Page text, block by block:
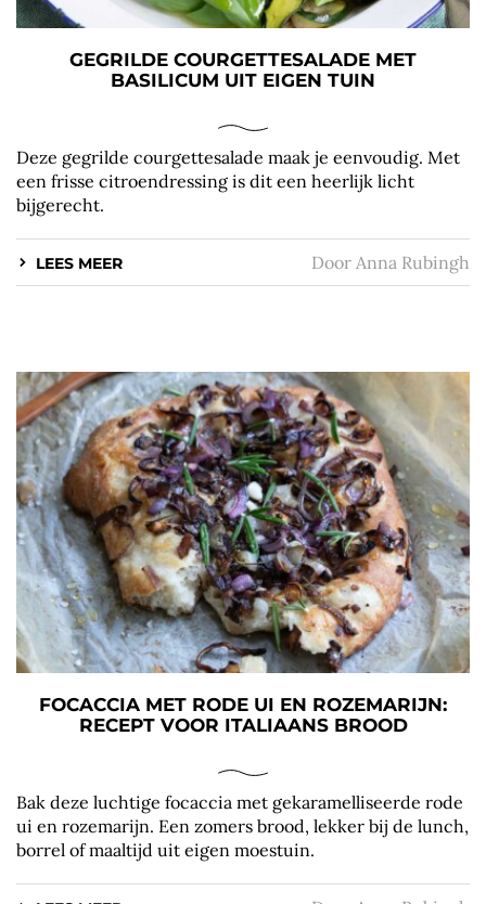
GEGRILDE COURGETTESALADE MET
BASILICUM UIT EIGEN TUIN
Deze gegrilde courgettesalade maak je eenvoudig. Met
een frisse citroendressing is dit een heerlijk licht
bijgerecht.
LEES MEER Door Anna Rubingh
FOCACCIA MET RODE UI EN ROZEMARIJN:
RECEPT VOOR ITALIAANS BROOD
Bak deze luchtige focaccia met gekaramelliseerde rode
ui en rozemarijn. Een zomers brood, lekker bij de lunch,
borrel of maaltijd uit eigen moestuin.